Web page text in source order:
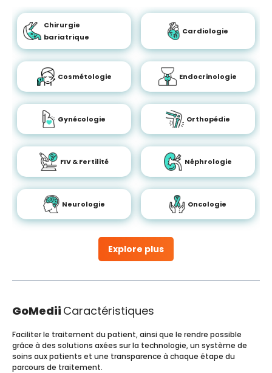
Explore plus
Chirurgie
bariatrique
Cardiologie
Cosmétologie Endocrinologie
Gynécologie Orthopédie
FIV & Fertilité Néphrologie
Neurologie Oncologie
GoMedii Caractéristiques
Faciliter le traitement du patient, ainsi que le rendre possible
grâce à des solutions axées sur la technologie, un système de
soins aux patients et une transparence à chaque étape du
parcours de traitement.